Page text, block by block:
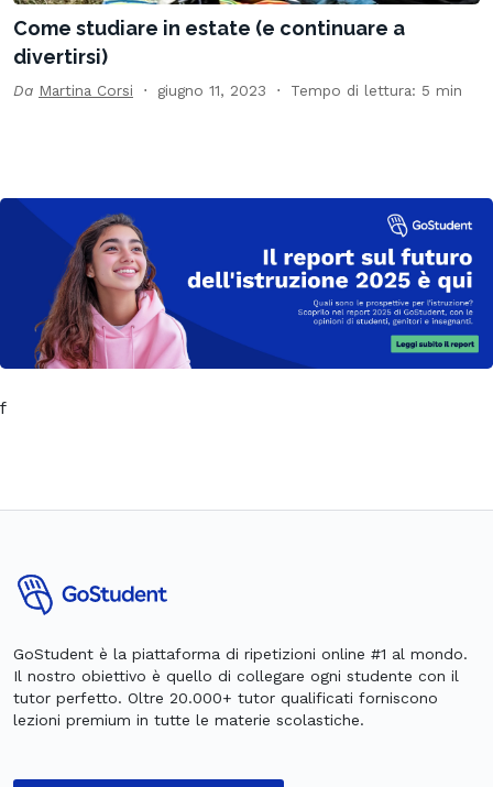
Come studiare in estate (e continuare a
divertirsi)
Da Martina Corsi giugno 11, 2023 Tempo di lettura: 5 min
f
GoStudent è la piattaforma di ripetizioni online #1 al mondo.
Il nostro obiettivo è quello di collegare ogni studente con il
tutor perfetto. Oltre 20.000+ tutor qualificati forniscono
lezioni premium in tutte le materie scolastiche.